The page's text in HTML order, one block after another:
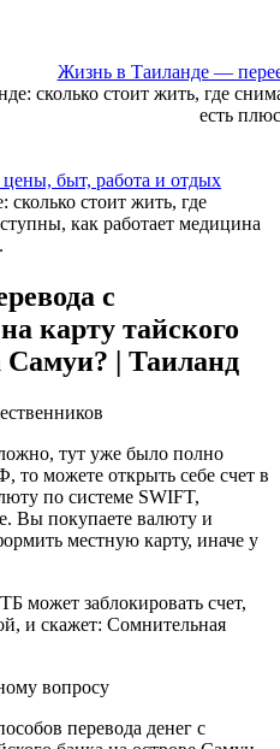
Жизнь в Таиланде —
сколько стоит жить, где
есть
быт, работа и отдых
стоит жить, где
как работает медицина
с
карту тайского
Самуи? | Таиланд
тут уже было полно
можете открыть себе счет в
по системе SWIFT,
Вы покупаете валюту и
местную карту, иначе у
может заблокировать счет,
и скажет: Сомнительная
вопросу
перевода денег с